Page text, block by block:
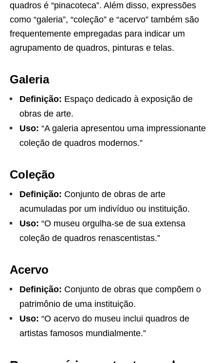
quadros é “pinacoteca”. Além disso, expressões
como “galeria”, “coleção” e “acervo” também são
frequentemente empregadas para indicar um
agrupamento de quadros, pinturas e telas.
Galeria
Definição: Espaço dedicado à exposição de
obras de arte.
Uso: “A galeria apresentou uma impressionante
coleção de quadros modernos.”
Coleção
Definição: Conjunto de obras de arte
acumuladas por um indivíduo ou instituição.
Uso: “O museu orgulha-se de sua extensa
coleção de quadros renascentistas.”
Acervo
Definição: Conjunto de obras que compõem o
patrimônio de uma instituição.
Uso: “O acervo do museu inclui quadros de
artistas famosos mundialmente.”